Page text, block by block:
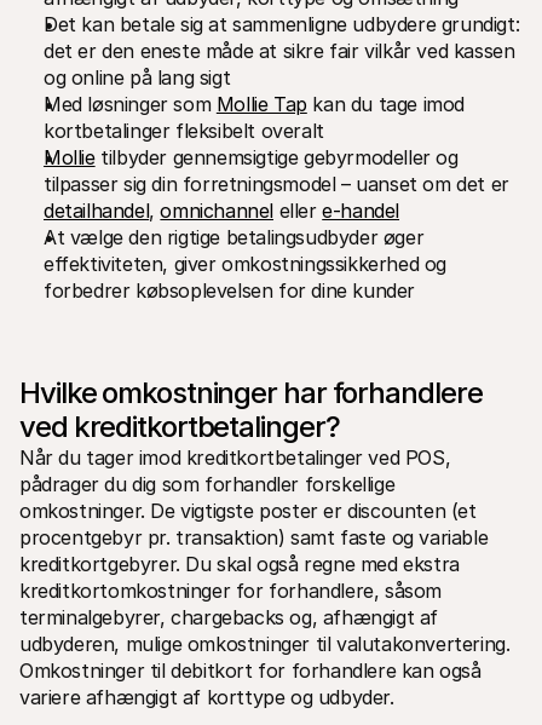
For kunder
Find ud af, hvorfor Mollie er på din bankudskrift
For Mollie-kunder
Kontakt vores kundesupport
Kontakt salg
Oplev hvordan vi kan hjælpe din forretning
Det kan betale sig at sammenligne udbydere grundigt:
det er den eneste måde at sikre fair vilkår ved kassen
og online på lang sigt
Med løsninger som Mollie Tap kan du tage imod
kortbetalinger fleksibelt overalt
Mollie tilbyder gennemsigtige gebyrmodeller og
tilpasser sig din forretningsmodel – uanset om det er
detailhandel, omnichannel eller e-handel
At vælge den rigtige betalingsudbyder øger
effektiviteten, giver omkostningssikkerhed og
forbedrer købsoplevelsen for dine kunder
Hvilke omkostninger har forhandlere
ved kreditkortbetalinger?
Når du tager imod kreditkortbetalinger ved POS,
pådrager du dig som forhandler forskellige
omkostninger. De vigtigste poster er discounten (et
procentgebyr pr. transaktion) samt faste og variable
kreditkortgebyrer. Du skal også regne med ekstra
kreditkortomkostninger for forhandlere, såsom
terminalgebyrer, chargebacks og, afhængigt af
udbyderen, mulige omkostninger til valutakonvertering.
Omkostninger til debitkort for forhandlere kan også
variere afhængigt af korttype og udbyder.